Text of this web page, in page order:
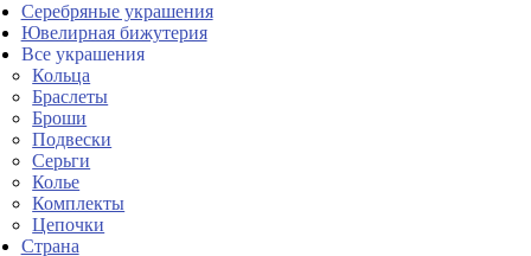
Серебряные украшения
Ювелирная бижутерия
Все украшения
Кольца
Браслеты
Броши
Подвески
Серьги
Колье
Комплекты
Цепочки
Страна